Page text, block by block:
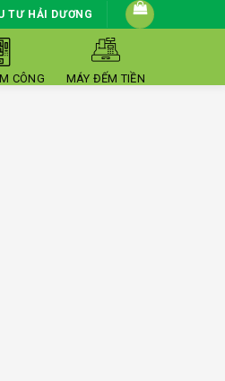
TƯ HẢI DƯƠNG
CÔNG MÁY ĐẾM TIỀN